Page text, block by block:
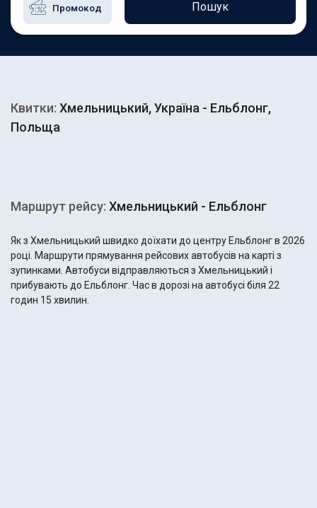
Пошук
Квитки: Хмельницький, Україна - Ельблонг,
Польща
Маршрут рейсу: Хмельницький - Ельблонг
Як з Хмельницький швидко доїхати до центру Ельблонг в 2026
році. Маршрути прямування рейсових автобусів на карті з
зупинками. Автобуси відправляються з Хмельницький і
прибувають до Ельблонг. Час в дорозі на автобусі біля 22
годин 15 хвилин.